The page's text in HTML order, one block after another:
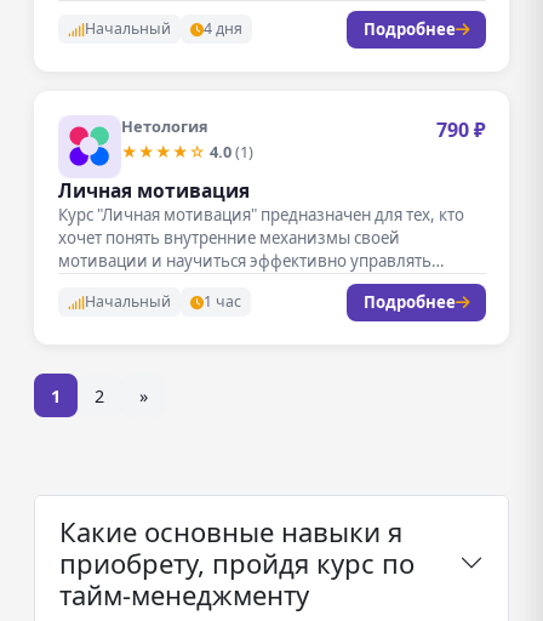
Начальный 4 дня Подробнее
Нетология
★★★★☆ 4.0(1)
790 ₽
Личная мотивация
Курс "Личная мотивация" предназначен для тех, кто
хочет понять внутренние механизмы своей
мотивации и научиться эффективно управлять
Начальный 1 час Подробнее
1 2 »
Какие основные навыки я
приобрету, пройдя курс по
тайм-менеджменту